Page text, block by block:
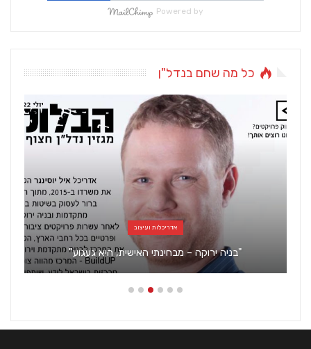
Powered by
כל מה שחם בנדל"ן
אדריכלות ועיצוב
"בניה ירוקה – מבחינתי האישית, היא געגוע"